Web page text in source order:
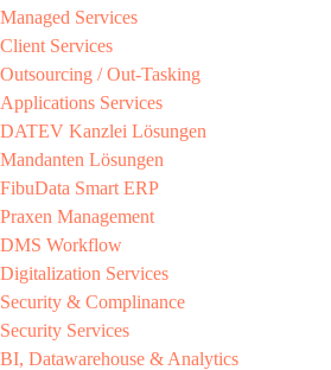
Managed Services​
Client Services​
Outsourcing / Out-Tasking​
Applications Services
DATEV Kanzlei Lösungen​
Mandanten Lösungen​
FibuData Smart ERP​
Praxen Management​
DMS Workflow​
Digitalization Services
Security & Complinance​
Security Services​
BI, Datawarehouse & Analytics